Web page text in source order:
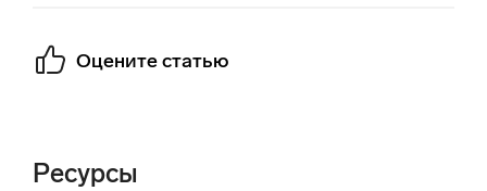
Ресурсы
Оцените статью